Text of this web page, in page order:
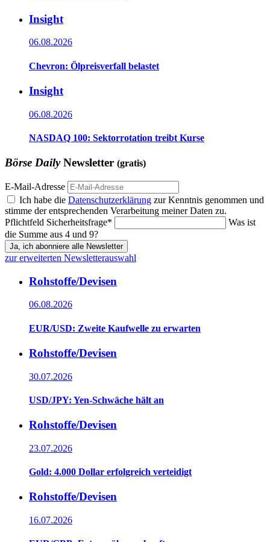
Insight
06.08.2026
Chevron: Ölpreisverfall belastet
Insight
06.08.2026
NASDAQ 100: Sektorrotation treibt Kurse
Börse DailyNewsletter (gratis)
E-Mail-Adresse
Ich habe die Datenschutzerklärung zur Kenntnis genommen und
stimme der entsprechenden Verarbeitung meiner Daten zu.
Pflichtfeld Sicherheitsfrage*
Was ist
die Summe aus 4 und 9?
Ja, ich abonniere alle Newsletter
zur erweiterten Newsletterauswahl
Rohstoffe/Devisen
06.08.2026
EUR/USD: Zweite Kaufwelle zu erwarten
Rohstoffe/Devisen
30.07.2026
USD/JPY: Yen-Schwäche hält an
Rohstoffe/Devisen
23.07.2026
Gold: 4.000 Dollar erfolgreich verteidigt
Rohstoffe/Devisen
16.07.2026